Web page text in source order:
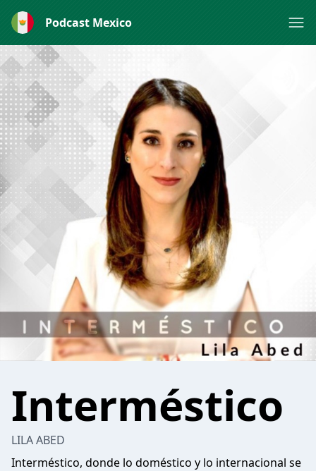
Podcast Mexico
Interméstico
LILA ABED
Interméstico, donde lo doméstico y lo internacional se